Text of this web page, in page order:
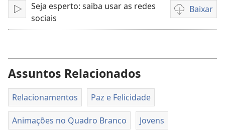
Reproduzir
Seja esperto: saiba usar as redes
sociais
Baixar
Opções
de
Assuntos Relacionados
Relacionamentos Paz e Felicidade
Animações no Quadro Branco Jovens